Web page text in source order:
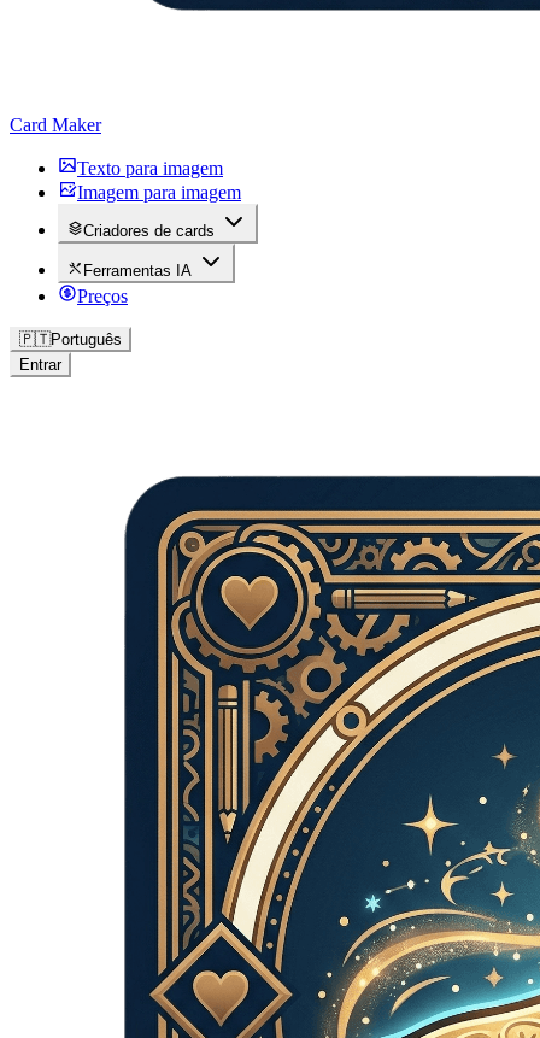
Card Maker
Texto para imagem
Imagem para imagem
Criadores de cards
Ferramentas IA
Preços
🇵🇹Português
Entrar